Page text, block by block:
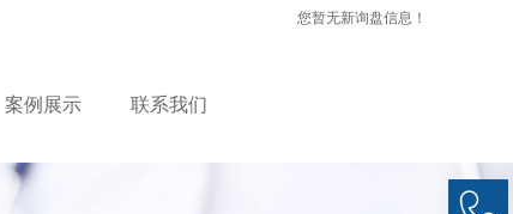
您暂无新询盘信息！
案例展示 联系我们